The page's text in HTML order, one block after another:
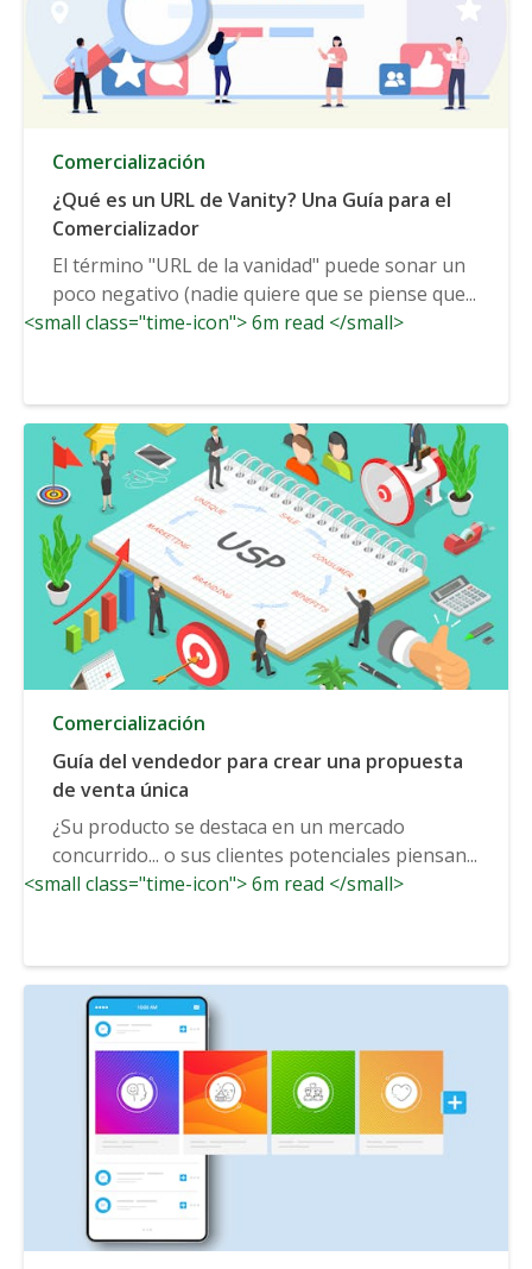
Comercialización
¿Qué es un URL de Vanity? Una Guía para el
Comercializador
El término "URL de la vanidad" puede sonar un
poco negativo (nadie quiere que se piense que...
<small class="time-icon"> 6m read </small>
Comercialización
Guía del vendedor para crear una propuesta
de venta única
¿Su producto se destaca en un mercado
concurrido... o sus clientes potenciales piensan...
<small class="time-icon"> 6m read </small>